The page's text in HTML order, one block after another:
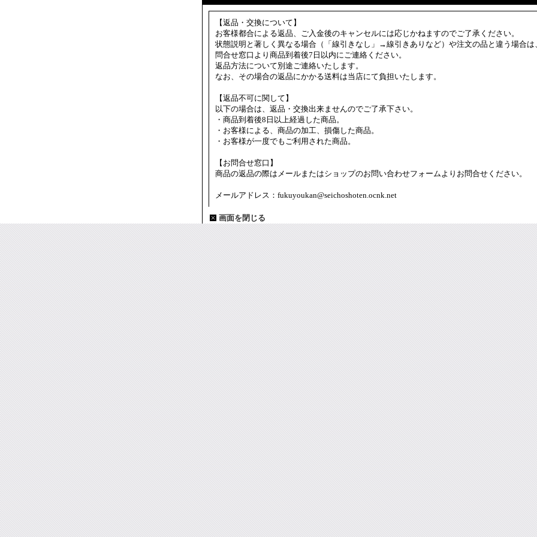
【返品・交換について】
お客様都合による返品、ご入金後のキャンセルには応じかねますのでご了承ください。
状態説明と著しく異なる場合（「線引きなし」→線引きありなど）や注文の品と違う場合は
問合せ窓口より商品到着後7日以内にご連絡ください。
返品方法について別途ご連絡いたします。
なお、その場合の返品にかかる送料は当店にて負担いたします。
【返品不可に関して】
以下の場合は、返品・交換出来ませんのでご了承下さい。
・商品到着後8日以上経過した商品。
・お客様による、商品の加工、損傷した商品。
・お客様が一度でもご利用された商品。
【お問合せ窓口】
商品の返品の際はメールまたはショップのお問い合わせフォームよりお問合せください。
メールアドレス：fukuyoukan@seichoshoten.ocnk.net
画面を閉じる